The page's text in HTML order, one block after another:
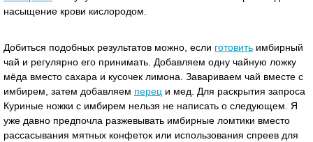
насыщение крови кислородом.
Добиться подобных результатов можно, если готовить имбирный
чай и регулярно его принимать. Добавляем одну чайную ложку
мёда вместо сахара и кусочек лимона. Завариваем чай вместе с
имбирем, затем добавляем перец и мед. Для раскрытия запроса
Куриные ножки с имбирем нельзя не написать о следующем. Я
уже давно предпочла разжевывать имбирные ломтики вместо
рассасывания мятных конфеток или использования спреев для